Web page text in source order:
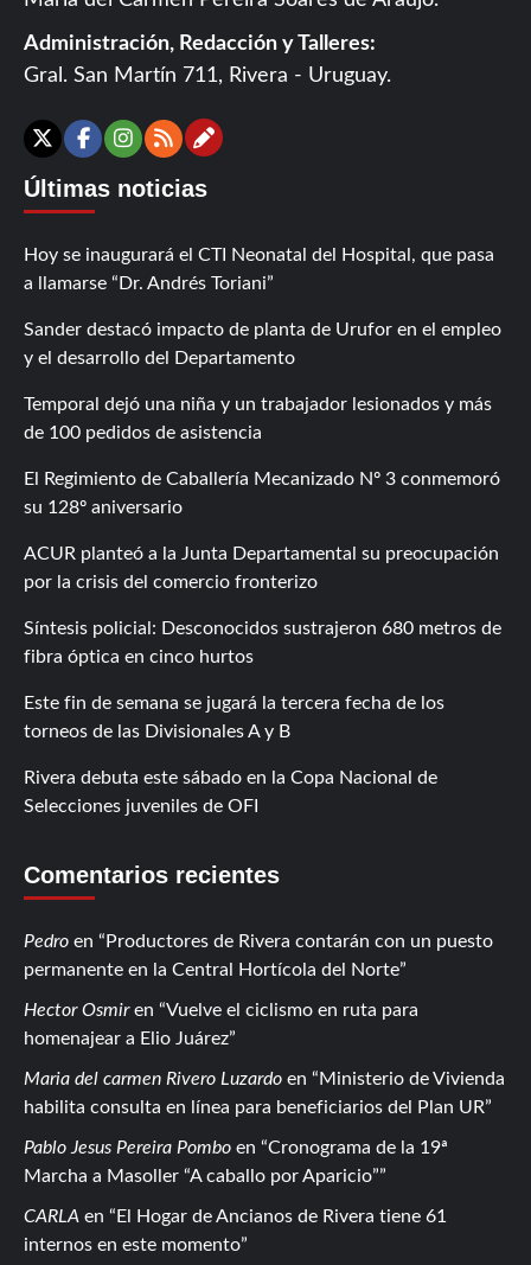
Administración, Redacción y Talleres:
Gral. San Martín 711, Rivera - Uruguay.
X Facebook
Instagram
RSSContáctanos
Últimas noticias
Hoy se inaugurará el CTI Neonatal del Hospital, que pasa
a llamarse “Dr. Andrés Toriani”
Sander destacó impacto de planta de Urufor en el empleo
y el desarrollo del Departamento
Temporal dejó una niña y un trabajador lesionados y más
de 100 pedidos de asistencia
El Regimiento de Caballería Mecanizado Nº 3 conmemoró
su 128º aniversario
ACUR planteó a la Junta Departamental su preocupación
por la crisis del comercio fronterizo
Síntesis policial: Desconocidos sustrajeron 680 metros de
fibra óptica en cinco hurtos
Este fin de semana se jugará la tercera fecha de los
torneos de las Divisionales A y B
Rivera debuta este sábado en la Copa Nacional de
Selecciones juveniles de OFI
Comentarios recientes
Pedro en
Productores de Rivera contarán con un puesto
permanente en la Central Hortícola del Norte
Hector Osmiren
Vuelve el ciclismo en ruta para
homenajear a Elio Juárez
Maria del carmen Rivero Luzardo en
Ministerio de Vivienda
habilita consulta en línea para beneficiarios del Plan UR
Pablo Jesus Pereira Pombo en
Cronograma de la 19ª
Marcha a Masoller “A caballo por Aparicio”
CARLA en
El Hogar de Ancianos de Rivera tiene 61
internos en este momento